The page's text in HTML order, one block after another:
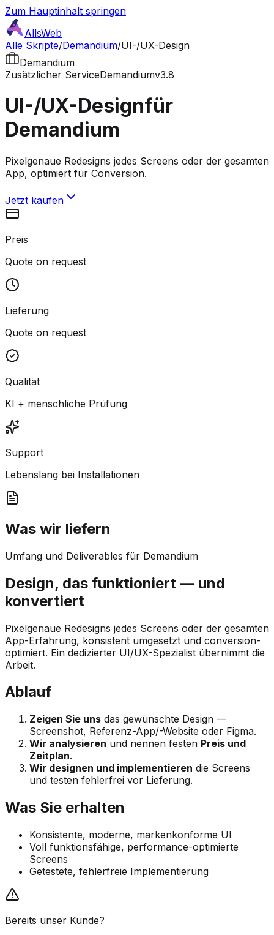
Zum Hauptinhalt springen
AllsWeb
Alle Skripte/Demandium/UI-/UX-Design
Demandium
Zusätzlicher ServiceDemandiumv3.8
UI-/UX-Designfür
Demandium
Pixelgenaue Redesigns jedes Screens oder der gesamten
App, optimiert für Conversion.
Jetzt kaufen
Preis
Quote on request
Lieferung
Quote on request
Qualität
KI + menschliche Prüfung
Support
Lebenslang bei Installationen
Was wir liefern
Umfang und Deliverables für Demandium
Design, das funktioniert — und
konvertiert
Pixelgenaue Redesigns jedes Screens oder der gesamten
App-Erfahrung, konsistent umgesetzt und conversion-
optimiert. Ein dedizierter UI/UX-Spezialist übernimmt die
Arbeit.
Ablauf
Zeigen Sie uns das gewünschte Design —
Screenshot, Referenz-App/-Website oder Figma.
Wir analysieren und nennen festen Preis und
Zeitplan.
Wir designen und implementieren die Screens
und testen fehlerfrei vor Lieferung.
Was Sie erhalten
Konsistente, moderne, markenkonforme UI
Voll funktionsfähige, performance-optimierte
Screens
Getestete, fehlerfreie Implementierung
Bereits unser Kunde?